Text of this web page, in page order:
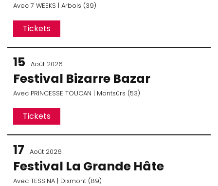
Avec 7 WEEKS | Arbois (39)
Tickets
15 Août 2026
Festival Bizarre Bazar
Avec PRINCESSE TOUCAN | Montsûrs (53)
Tickets
17 Août 2026
Festival La Grande Hâte
Avec TESSINA | Dixmont (89)